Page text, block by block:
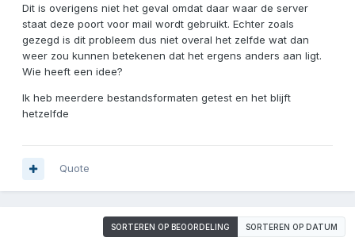
Dit is overigens niet het geval omdat daar waar de server
staat deze poort voor mail wordt gebruikt. Echter zoals
gezegd is dit probleem dus niet overal het zelfde wat dan
weer zou kunnen betekenen dat het ergens anders aan ligt.
Wie heeft een idee?
Ik heb meerdere bestandsformaten getest en het blijft
hetzelfde
Quote
SORTEREN OP BEOORDELING SORTEREN OP DATUM